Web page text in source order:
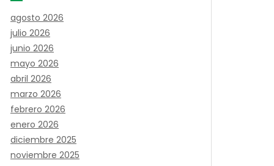
agosto 2026
julio 2026
junio 2026
mayo 2026
abril 2026
marzo 2026
febrero 2026
enero 2026
diciembre 2025
noviembre 2025